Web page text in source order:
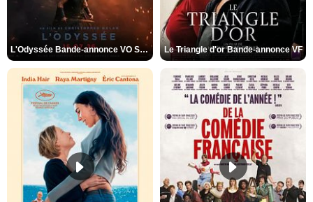
L'Odyssée Bande-annonce VO STFR Le Triangle d'or Bande-annonce VF